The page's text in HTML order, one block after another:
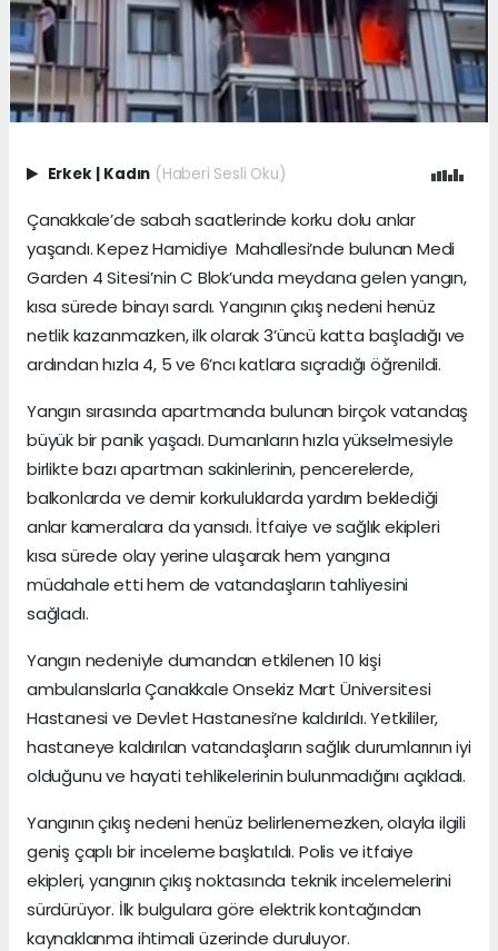
Erkek | Kadın (Haberi Sesli Oku)
Çanakkale’de sabah saatlerinde korku dolu anlar
yaşandı. Kepez Hamidiye Mahallesi’nde bulunan Medi
Garden 4 Sitesi’nin C Blok’unda meydana gelen yangın,
kısa sürede binayı sardı. Yangının çıkış nedeni henüz
netlik kazanmazken, ilk olarak 3’üncü katta başladığı ve
ardından hızla 4, 5 ve 6’ncı katlara sıçradığı öğrenildi.
Yangın sırasında apartmanda bulunan birçok vatandaş
büyük bir panik yaşadı. Dumanların hızla yükselmesiyle
birlikte bazı apartman sakinlerinin, pencerelerde,
balkonlarda ve demir korkuluklarda yardım beklediği
anlar kameralara da yansıdı. İtfaiye ve sağlık ekipleri
kısa sürede olay yerine ulaşarak hem yangına
müdahale etti hem de vatandaşların tahliyesini
sağladı.
Yangın nedeniyle dumandan etkilenen 10 kişi
ambulanslarla Çanakkale Onsekiz Mart Üniversitesi
Hastanesi ve Devlet Hastanesi’ne kaldırıldı. Yetkililer,
hastaneye kaldırılan vatandaşların sağlık durumlarının iyi
olduğunu ve hayati tehlikelerinin bulunmadığını açıkladı.
Yangının çıkış nedeni henüz belirlenemezken, olayla ilgili
geniş çaplı bir inceleme başlatıldı. Polis ve itfaiye
ekipleri, yangının çıkış noktasında teknik incelemelerini
sürdürüyor. İlk bulgulara göre elektrik kontağından
kaynaklanma ihtimali üzerinde duruluyor.